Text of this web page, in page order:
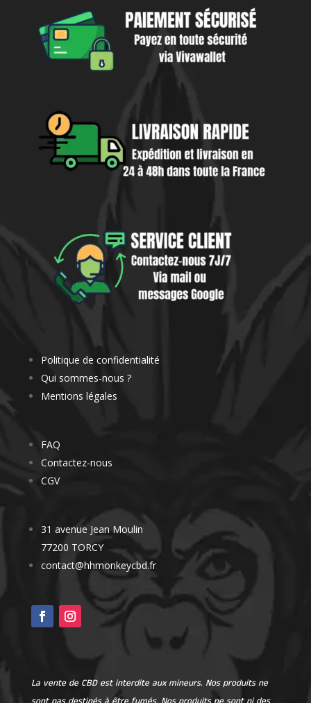
Politique de confidentialité
Qui sommes-nous ?
Mentions légales
FAQ
Contactez-nous
CGV
31 avenue Jean Moulin
77200 TORCY
contact@hhmonkeycbd.fr
La vente de CBD est interdite aux mineurs. Nos produits ne